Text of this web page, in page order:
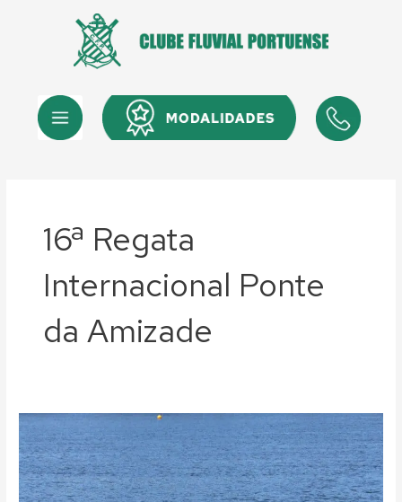
Menu Menu
16ª Regata
Internacional Ponte
da Amizade
Remo:
Onze
medalhas
para